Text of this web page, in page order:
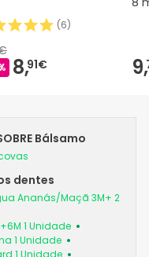
(6)
8,91€ 9,
Bálsamo
dentes
Ananás/Maçã 3M+ 2
1 Unidade
1 Unidade
1 Unidade